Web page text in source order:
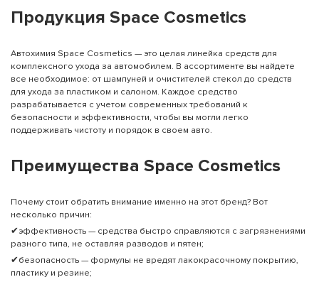
Продукция Space Cosmetics
Автохимия Space Cosmetics — это целая линейка средств для
комплексного ухода за автомобилем. В ассортименте вы найдете
все необходимое: от шампуней и очистителей стекол до средств
для ухода за пластиком и салоном. Каждое средство
разрабатывается с учетом современных требований к
безопасности и эффективности, чтобы вы могли легко
поддерживать чистоту и порядок в своем авто.
Преимущества Space Cosmetics
Почему стоит обратить внимание именно на этот бренд? Вот
несколько причин:
✔эффективность — средства быстро справляются с загрязнениями
разного типа, не оставляя разводов и пятен;
✔безопасность — формулы не вредят лакокрасочному покрытию,
пластику и резине;